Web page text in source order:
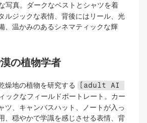
写真。ダークなベストとシャツを着
ルジックな表情、背後にはリール、光
、温かみのあるシネマティックな輝
の植物学者
燥地の植物を研究する
[adult AI
ックなフィールドポートレート。カー
ツ、キャンバスハット、ノートが入っ
、穏やかで学識を感じさせる表情、背